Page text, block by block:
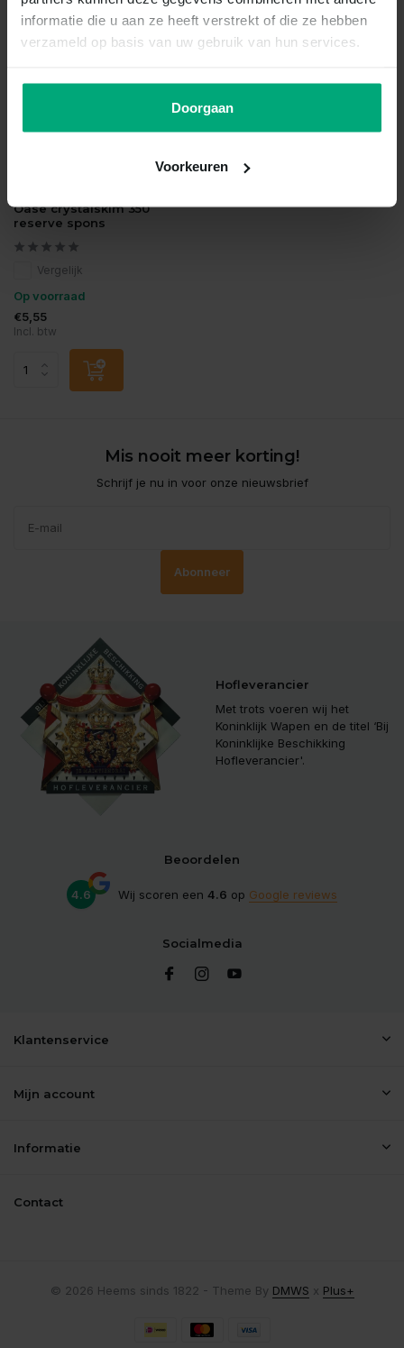
informatie die u aan ze heeft verstrekt of die ze hebben
verzameld op basis van uw gebruik van hun services.
Doorgaan
Voorkeuren
Oase crystalskim 350
reserve spons
Vergelijk
Op voorraad
€5,55
Incl. btw
Mis nooit meer korting!
Schrijf je nu in voor onze nieuwsbrief
Abonneer
Hofleverancier
Met trots voeren wij het
Koninklijk Wapen en de titel ‘Bij
Koninklijke Beschikking
Hofleverancier'.
Beoordelen
4.6 Wij scoren een 4.6 op Google reviews
Socialmedia
Klantenservice
Mijn account
Informatie
Contact
© 2026 Heems sinds 1822 - Theme By DMWS x Plus+